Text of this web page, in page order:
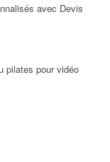
avec Devis
pilates pour vidéo